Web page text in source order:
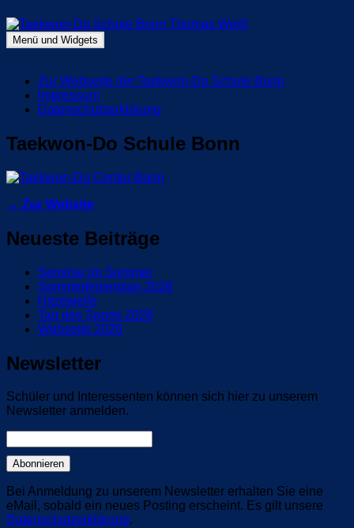
Inhalt
springen
Taekwon-Do Schule Bonn Thomas Weiß
Blog Taekwon-Do Schule Bonn
Menü und Widgets
Zur Webseite der Taekwon-Do Schule Bonn
Impressum
Datenschutzerklärung
Taekwon-Do Schule Bonn
→ Zur Website
Neueste Beiträge
Seminar im Sommer
Sommerferienplan 2026
Hitzewelle
Tag des Sports 2026
Webseite 2026
Newsletter
Schüler und Interessenten können sich hier zu unserem
Newsletter anmelden.
Bei Anmeldung zu unserem Newsletter erhalten Sie eine
eMail, sobald ein neues Posting erscheint. Es gilt unsere
Datenschutzerklärung.